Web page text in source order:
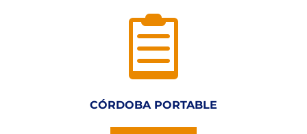

CÓRDOBA PORTABLE